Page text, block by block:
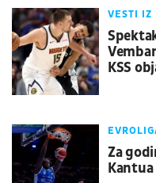
VESTI IZ
KSS
Za